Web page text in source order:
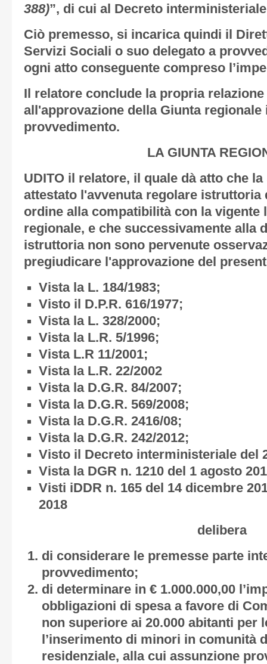
388)”, di cui al Decreto
Ciò premesso, si incarica quindi il
Servizi Sociali o suo delegato a
ogni atto conseguente compreso
Il relatore conclude la propria
all'approvazione della Giunta regionale
provvedimento.
LA GIUNTA
UDITO il relatore, il quale dà atto che
attestato l'avvenuta regolare istruttoria
ordine alla compatibilità con la vigente
regionale, e che successivamente alla
istruttoria non sono pervenute
pregiudicare l'approvazione del
Vista la L. 184/1983;
Visto il D.P.R. 616/1977;
Vista la L. 328/2000;
Vista la L.R. 5/1996;
Vista L.R 11/2001;
Vista la L.R. 22/2002
Vista la D.G.R. 84/2007;
Vista la D.G.R. 569/2008;
Vista la D.G.R. 2416/08;
Vista la D.G.R. 242/2012;
Visto il Decreto interministeriale del
Vista la DGR n. 1210 del 1 agosto
Visti iDDR n. 165 del 14 dicembre
2018
delibera
di considerare le premesse parte
provvedimento;
di determinare in € 1.000.000,00
obbligazioni di spesa a favore di
non superiore ai 20.000 abitanti per
l’inserimento di minori in comunità
residenziale, alla cui assunzione